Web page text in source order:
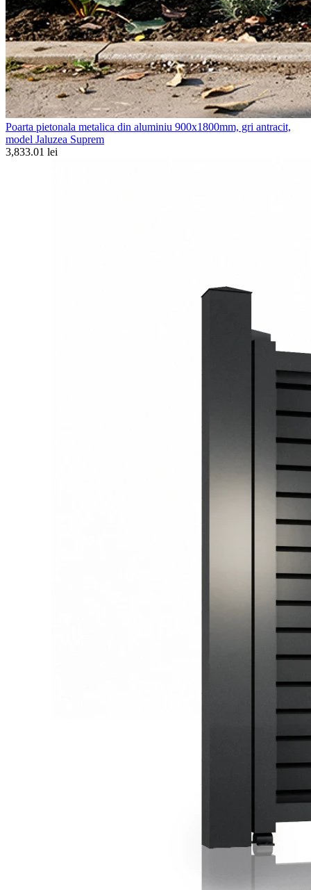
Poarta pietonala metalica din aluminiu 900x1800mm, gri antracit,
model Jaluzea Suprem
3,833.01 lei